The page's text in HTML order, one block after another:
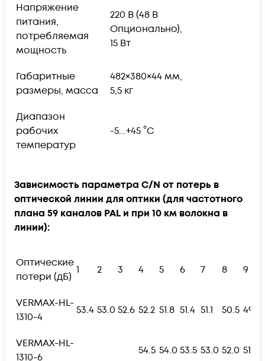
Напряжение
питания,
потребляемая
мощность
220 В (48 В
Опционально),
15 Вт
Габаритные
размеры, масса
482×380×44 мм,
5,5 кг
Диапазон
рабочих
температур
-5...+45 °С
Зависимость параметра C/N от потерь в
оптической линии для оптики (для частотного
плана 59 каналов PAL и при 10 км волокна в
линии):
Оптические
потери (дБ)
1 2 3 4 5 6 7 8 9
VERMAX-HL-
1310-4
53.4 53.0 52.6 52.2 51.8 51.4 51.1 50.5 49.8
VERMAX-HL-
1310-6
54.5 54.0 53.5 53.0 52.0 51.0